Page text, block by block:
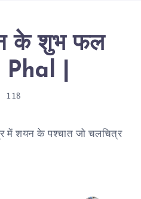
के शुभ फल
|
118
में शयन के पश्चात जो चलचित्र